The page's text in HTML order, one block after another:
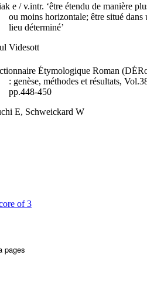
e / v.intr. ‘être étendu de manière
ou moins horizontale; être situé dans
lieu déterminé’
Videsott
Étymologique Roman
: genèse, méthodes et résultats,
pp.448-450
E, Schweickard W
zur Zeitschrift für romanische
Berlin
pages